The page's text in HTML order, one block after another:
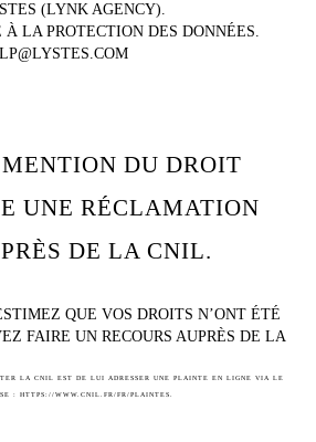
(LYNK AGENCY).
LA PROTECTION DES DONNÉES.
DU DROIT
UNE RÉCLAMATION
DE LA CNIL.
QUE VOS DROITS N’ONT ÉTÉ
FAIRE UN RECOURS AUPRÈS DE LA
LA CNIL EST DE LUI ADRESSER UNE PLAINTE EN LIGNE VIA LE
: HTTPS://WWW.CNIL.FR/FR/PLAINTES.